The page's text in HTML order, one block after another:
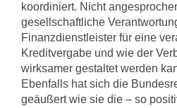
koordiniert. Nicht
gesellschaftliche
Finanzdienstleister für eine
Kreditvergabe und wie der
wirksamer gestaltet werden
Ebenfalls hat sich die
geäußert wie sie die – so